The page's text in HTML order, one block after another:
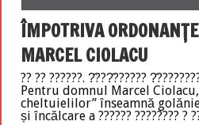
ÎMPOTRIVA
MARCEL CIOLACU
?? ?? ??????. ?̂???̂??????
Pentru domnul Marcel
cheltuielilor” înseamnă
și încălcare a ?????? ???????? ?